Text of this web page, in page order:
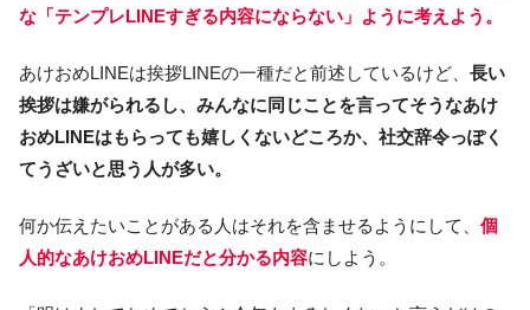
な「テンプレLINEすぎる内容にならない」ように考えよう。
あけおめLINEは挨拶LINEの一種だと前述しているけど、 長い
挨拶は嫌がられるし、みんなに同じことを言ってそうなあけ
おめLINEはもらっても嬉しくないどころか、社交辞令っぽく
てうざいと思う人が多い。
何か伝えたいことがある人はそれを含ませるようにして、 個
人的なあけおめLINEだと分かる内容にしよう。